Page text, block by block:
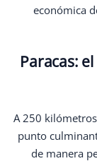
económica
Paracas:
A 250
punto
de manera